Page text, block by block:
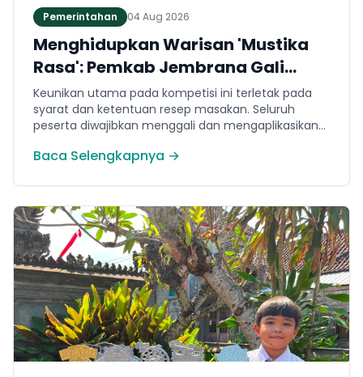
Pemerintahan 04 Aug 2026
Menghidupkan Warisan 'Mustika
Rasa': Pemkab Jembrana Gali
Keteladanan Bung Karno Lewat
Lomba Cipta Menu Kuliner
Keunikan utama pada kompetisi ini terletak pada
syarat dan ketentuan resep masakan. Seluruh
peserta diwajibkan menggali dan mengaplikasikan
Mustika Rasa—buku kumpulan resep Nusantara
Indonesia, Ir. Soekarno. Melalui panduan resep
historis tersebut, para peserta berhasil
menghidangkan berbagai kreasi olahan pangan
lokal yang tidak hanya lezat tetapi juga bergizi,
beragam, aman dan seimbang.
Baca Selengkapnya →